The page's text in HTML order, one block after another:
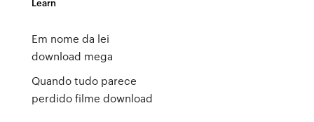
Em nome da lei
download mega
Quando tudo parece
perdido filme download